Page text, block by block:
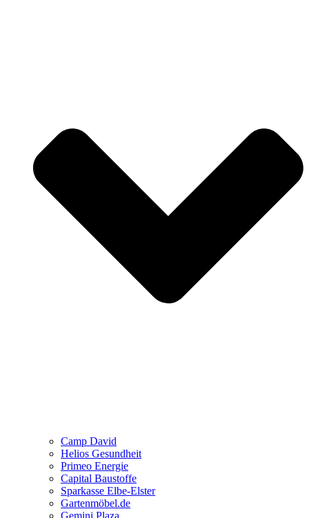
Camp David
Helios Gesundheit
Primeo Energie
Capital Baustoffe
Sparkasse Elbe-Elster
Gartenmöbel.de
Gemini Plaza